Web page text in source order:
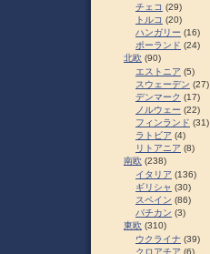
チェコ (29)
トルコ (20)
ハンガリー (16)
ポーランド (24)
北欧 (90)
エストニア (5)
スウェーデン (27)
デンマーク (17)
ノルウェー (22)
フィンランド (31)
ラトビア (4)
リトアニア (8)
南欧 (238)
イタリア (136)
ギリシャ (30)
スペイン (86)
バチカン (3)
東欧 (310)
ウクライナ (39)
クロアチア (6)